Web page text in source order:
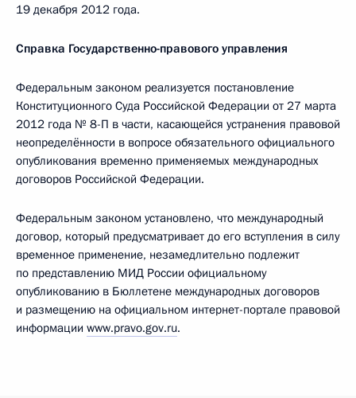
19 декабря 2012 года.
Справка Государственно-правового управления
Федеральным законом реализуется постановление
Конституционного Суда Российской Федерации от 27 марта
2012 года № 8-П в части, касающейся устранения правовой
неопределённости в вопросе обязательного официального
опубликования временно применяемых международных
договоров Российской Федерации.
Федеральным законом установлено, что международный
договор, который предусматривает до его вступления в силу
временное применение, незамедлительно подлежит
по представлению МИД России официальному
опубликованию в Бюллетене международных договоров
и размещению на официальном интернет-портале правовой
информации www.pravo.gov.ru.